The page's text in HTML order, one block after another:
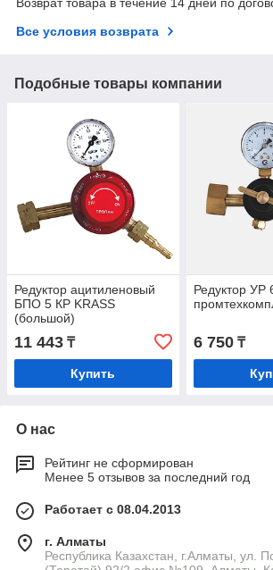
Все условия возврата
Подобные товары компании
Редуктор ацитиленовый
БПО 5 КР KRASS
(большой)
11 443 ₸
Купить
Редуктор УР
6 750₸
О нас
Рейтинг не сформирован
Менее 5 отзывов за последний год
Работает с 08.04.2013
г. Алматы
Республика Казахстан, г.Алматы, ул.